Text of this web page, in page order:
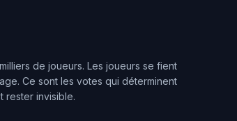
de joueurs. Les joueurs se fient
Ce sont les votes qui déterminent
rester invisible.